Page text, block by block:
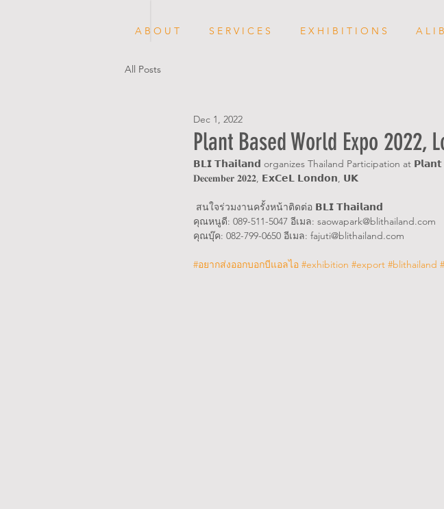
A B O U T S E R V I C E S E X H I B I T I O N S A L I
All Posts
Plant Based World Expo 2022,
Dec 1, 2022
𝗕𝗟𝗜 𝗧𝗵𝗮𝗶𝗹𝗮𝗻𝗱 organizes Thailand Participation at
𝐃𝐞𝐜𝐞𝐦𝐛𝐞𝐫 𝟐𝟎𝟐𝟐, 𝗘𝘅𝗖𝗲𝗟 𝗟𝗼𝗻𝗱𝗼𝗻, 𝗨𝗞
สนใจร่วมงานครั้งหน้าติดต่อ 𝗕𝗟𝗜 𝗧𝗵𝗮𝗶𝗹𝗮𝗻𝗱
คุณหนูดี: 089-511-5047 อีเมล: saowapark@blithailand.com
คุณบุ๊ค: 082-799-0650 อีเมล: fajuti@blithailand.com
#อยากส่งออกบอกบีแอลไอ #exhibition #export #blithailand